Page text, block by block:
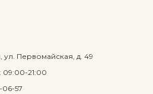
ул. Первомайская, д. 49
09:00-21:00
06-57